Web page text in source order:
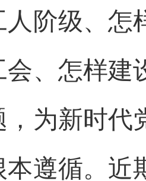
人阶级、怎
、怎样建
为新时代
遵循。近